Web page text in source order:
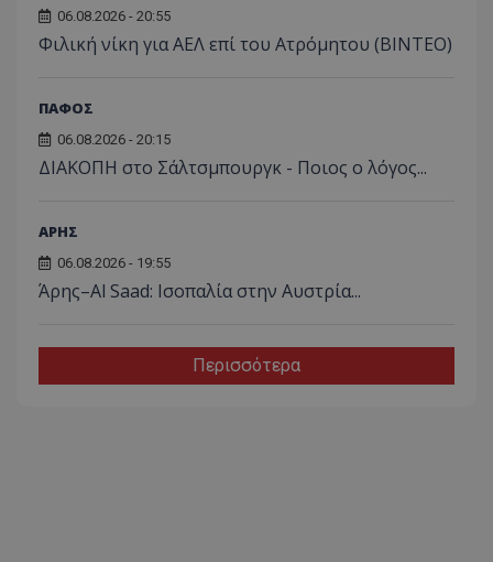
06.08.2026 - 20:55
Φιλική νίκη για ΑΕΛ επί του Ατρόμητου (BINTEO)
ΠΑΦΟΣ
06.08.2026 - 20:15
ΔΙΑΚΟΠΗ στο Σάλτσμπουργκ - Ποιος ο λόγος...
ΑΡΗΣ
06.08.2026 - 19:55
Άρης–Al Saad: Ισοπαλία στην Αυστρία...
Περισσότερα